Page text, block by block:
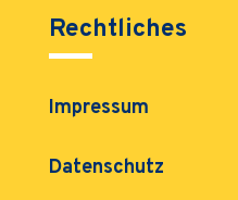
Rechtliches
Impressum
Datenschutz